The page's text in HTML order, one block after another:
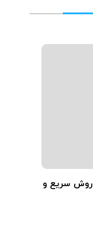
تشخیص مروارید اصل از تقلبی؛ ۱۱ روش سریع و